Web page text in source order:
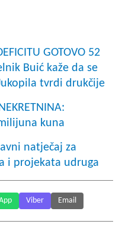
GOTOVO 52
Buić kaže da se
tvrdi drukčije
kuna
natječaj za
i projekata udruga
Viber Email